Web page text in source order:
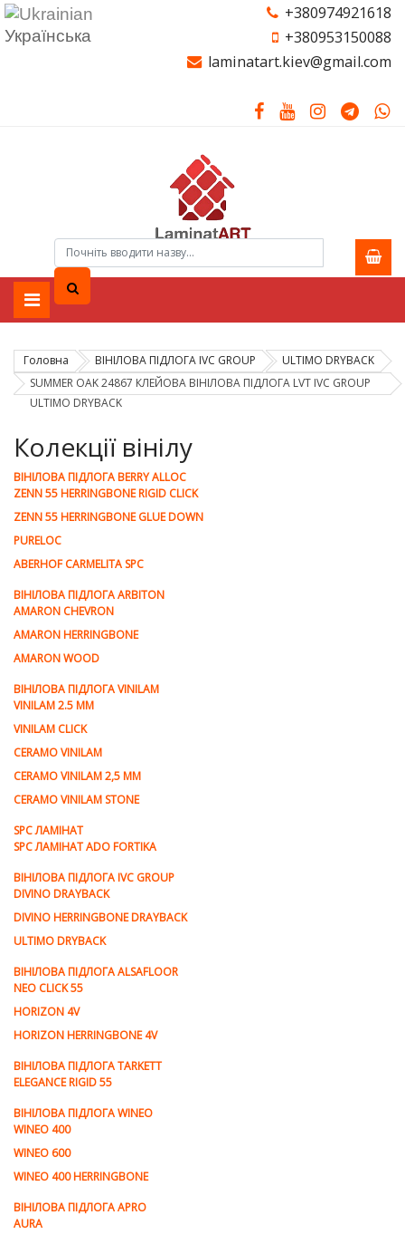
Українська
+380974921618
+380953150088
laminatart.kiev@gmail.com
Головна ВІНІЛОВА ПІДЛОГА IVC GROUP
ULTIMO DRYBACK
SUMMER OAK 24867 КЛЕЙОВА ВІНІЛОВА ПІДЛОГА LVT IVC GROUP
ULTIMO DRYBACK
Колекції вінілу
ВІНІЛОВА ПІДЛОГА BERRY ALLOC
ZENN 55 HERRINGBONE RIGID CLICK
ZENN 55 HERRINGBONE GLUE DOWN
PURELOC
ABERHOF CARMELITA SPC
ВІНІЛОВА ПІДЛОГА ARBITON
AMARON CHEVRON
AMARON HERRINGBONE
AMARON WOOD
ВІНІЛОВА ПІДЛОГА VINILAM
VINILAM 2.5 MM
VINILAM CLICK
CERAMO VINILAM
CERAMO VINILAM 2,5 MM
CERAMO VINILAM STONE
SPC ЛАМІНАТ
SPC ЛАМІНАТ ADO FORTIKA
ВІНІЛОВА ПІДЛОГА IVC GROUP
DIVINO DRAYBACK
DIVINO HERRINGBONE DRAYBACK
ULTIMO DRYBACK
ВІНІЛОВА ПІДЛОГА ALSAFLOOR
NEO CLICK 55
HORIZON 4V
HORIZON HERRINGBONE 4V
ВІНІЛОВА ПІДЛОГА TARKETT
ELEGANCE RIGID 55
ВІНІЛОВА ПІДЛОГА WINEO
WINEO 400
WINEO 600
WINEO 400 HERRINGBONE
ВІНІЛОВА ПІДЛОГА APRO
AURA